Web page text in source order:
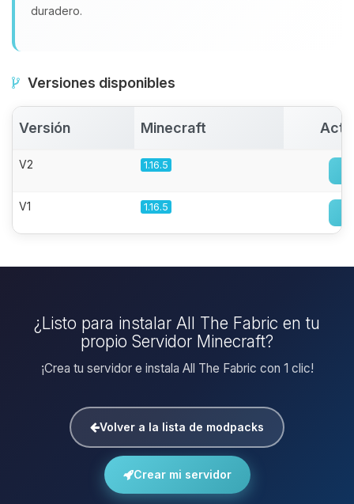
duradero.
Versiones disponibles
Versión Minecraft
V2 1.16.5
V1 1.16.5
¿Listo para instalar All The Fabric en tu
propio Servidor Minecraft?
¡Crea tu servidor e instala All The Fabric con 1 clic!
Volver a la lista de modpacks
Crear mi servidor